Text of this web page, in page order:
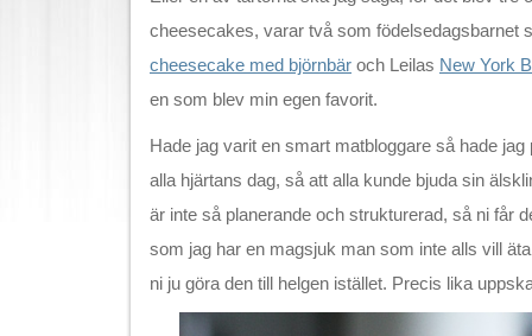
cheesecakes, varar två som födelsedagsbarnet
cheesecake med björnbär och Leilas New York
en som blev min egen favorit.
Hade jag varit en smart matbloggare så hade jag
alla hjärtans dag, så att alla kunde bjuda sin
är inte så planerande och strukturerad, så ni får
som jag har en magsjuk man som inte alls vill
ni ju göra den till helgen istället. Precis lika